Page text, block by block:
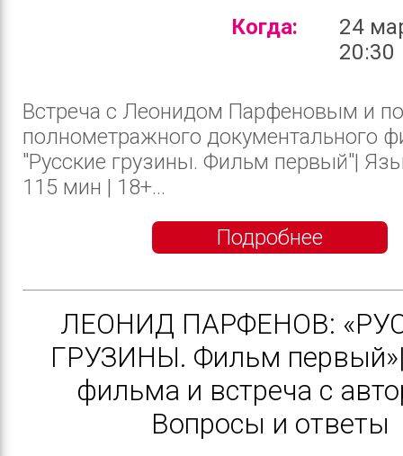
Когда:
24
20:30
Встреча с Леонидом Парфеновым и
полнометражного документального
"Русские грузины. Фильм первый"|
115 мин | 18+...
Подробнее
ЛЕОНИД ПАРФЕНОВ:
ГРУЗИНЫ. Фильм
фильма и встреча с
Вопросы и ответы